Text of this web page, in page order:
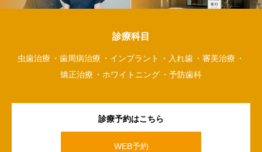
診療科目
虫歯治療 歯周病治療 インプラント 入れ歯
審美治療
矯正治療
ホワイトニング 予防歯科
診療予約はこちら
WEB予約